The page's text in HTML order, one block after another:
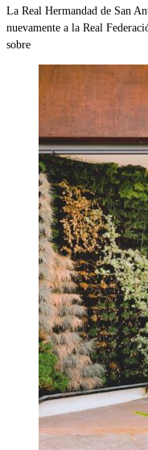
La Real Hermandad de San
nuevamente a la Real
sobre